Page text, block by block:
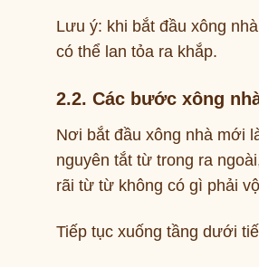
Lưu ý: khi bắt đầu xông
có thể lan tỏa ra khắp.
2.2. Các bước xông
Nơi bắt đầu xông nhà mới
nguyên tắt từ trong ra
rãi từ từ không có gì phải
Tiếp tục xuống tầng dưới